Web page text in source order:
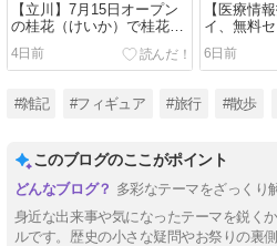
【立川】7月15日オープン
の桂花（けいか）で桂花ラ
ーメン（930円）を食べて
きたよ！|マー油って旨い！
ーメンスクエア】
4日前
【医療情
イ、無料
て医療情
ント50ポ
4,000円だ
6日前
#雑記 #フィギュア #旅行 #散歩
このブログのここがポイント
多彩なテーマをざっくり
身近な出来事や気になったテーマを鋭く
ルです。歴史の小さな疑問やお祭りの裏